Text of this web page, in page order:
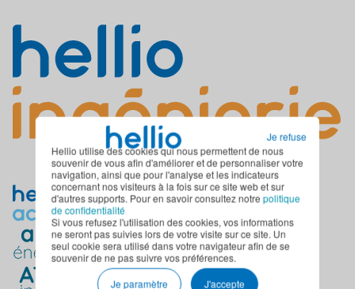
Hellio utilise des cookies qui nous permettent de nous
souvenir de vous afin d'améliorer et de personnaliser votre
navigation, ainsi que pour l'analyse et les indicateurs
concernant nos visiteurs à la fois sur ce site web et sur
d'autres supports. Pour en savoir consultez notre politique
de confidentialité
Si vous refusez l'utilisation des cookies, vos informations
ne seront pas suivies lors de votre visite sur ce site. Un
seul cookie sera utilisé dans votre navigateur afin de se
souvenir de ne pas suivre vos préférences.
Je paramètre
J'accepte
Je refuse